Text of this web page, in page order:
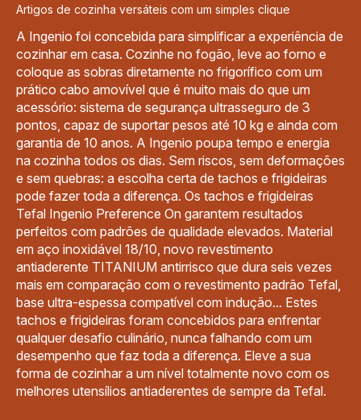
Artigos de cozinha versáteis com um simples clique
A Ingenio foi concebida para simplificar a experiência de
cozinhar em casa. Cozinhe no fogão, leve ao forno e
coloque as sobras diretamente no frigorífico com um
prático cabo amovível que é muito mais do que um
acessório: sistema de segurança ultrasseguro de 3
pontos, capaz de suportar pesos até 10 kg e ainda com
garantia de 10 anos. A Ingenio poupa tempo e energia
na cozinha todos os dias. Sem riscos, sem deformações
e sem quebras: a escolha certa de tachos e frigideiras
pode fazer toda a diferença. Os tachos e frigideiras
Tefal Ingenio Preference On garantem resultados
perfeitos com padrões de qualidade elevados. Material
em aço inoxidável 18/10, novo revestimento
antiaderente TITANIUM antirrisco que dura seis vezes
mais em comparação com o revestimento padrão Tefal,
base ultra-espessa compatível com indução... Estes
tachos e frigideiras foram concebidos para enfrentar
qualquer desafio culinário, nunca falhando com um
desempenho que faz toda a diferença. Eleve a sua
forma de cozinhar a um nível totalmente novo com os
melhores utensílios antiaderentes de sempre da Tefal.